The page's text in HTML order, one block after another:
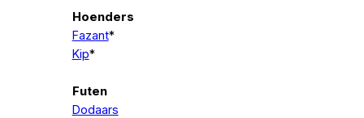
Hoenders
Fazant*
Kip*
Futen
Dodaars